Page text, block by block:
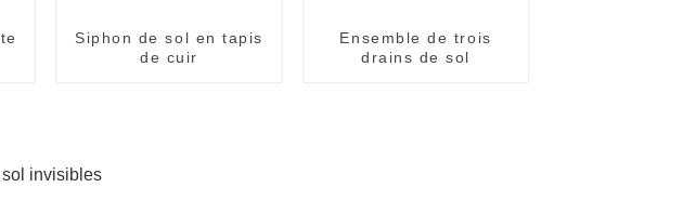
Siphon de sol en tapis
de cuir
Ensemble de trois
drains de sol